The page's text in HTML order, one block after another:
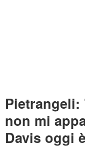
non mi
Davis oggi